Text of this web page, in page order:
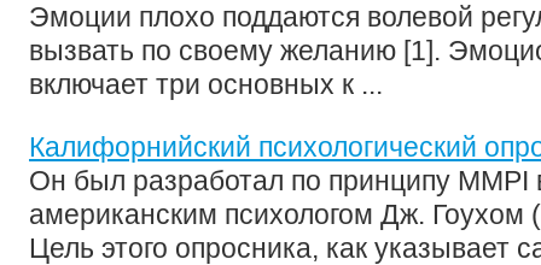
Эмоции плохо поддаются волевой
вызвать по своему желанию [1].
включает три основных к ...
Калифорнийский психологический
Он был разработал по принципу MMPI
американским психологом Дж. Гоухом
Цель этого опросника, как указывает